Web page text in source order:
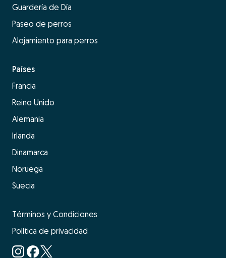
Guardería de Día
Paseo de perros
Alojamiento para perros
Países
Francia
Reino Unido
Alemania
Irlanda
Dinamarca
Noruega
Suecia
Términos y Condiciones
Política de privacidad